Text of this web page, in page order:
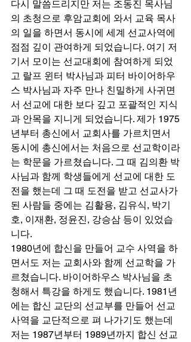
다시 말씀드리지만 저는 조동진 목사님
의 초청으로 후암교회에 와서 교육 목사
의 일을 하면서 동시에 세계 선교사역에
점점 깊이 관여하게 되었습니다. 여기 저
기서 모이는 선교대회에 참여하게 되었
고 랄프 윈터 박사님과 피터 바이어하우
스 박사님과 자주 만나 친밀하게 사귀면
서 선교에 대한 보다 깊고 포괄적인 지식
과 안목을 지니게 되었습니다. 제가 1975
년부터 총신에서 교회사를 가르치면서
동시에 총신에서는 처음으로 선교학이라
는 학문을 가르쳤습니다. 그 때 김의환 박
사님과 함께 학생들에게 선교에 대한 도
전을 했는데 그 때 도전을 받고 선교사가
된 사람들 중에는 김활용, 김유식, 박기
호, 이재환, 정윤진, 강승삼 등이 있었습
니다.
1980년에 합신을 만들어 교수 사역을 하
면서도 저는 교회사와 함께 선교학을 가
르쳤습니다. 바이어하우스 박사님을 초
청해서 특강을 하게도 했습니다. 1981년
에는 합신 교단의 선교부를 만들어 선교
사역을 교단적으로 펴 나가기도 했는데
저는 1987년부터 1989년까지 합신 선교